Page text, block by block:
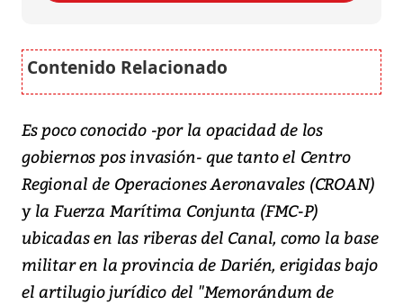
Es poco conocido -por la opacidad de los
gobiernos pos invasión- que tanto el Centro
Regional de Operaciones Aeronavales (CROAN)
y la Fuerza Marítima Conjunta (FMC-P)
ubicadas en las riberas del Canal, como la base
militar en la provincia de Darién, erigidas bajo
el artilugio jurídico del "Memorándum de